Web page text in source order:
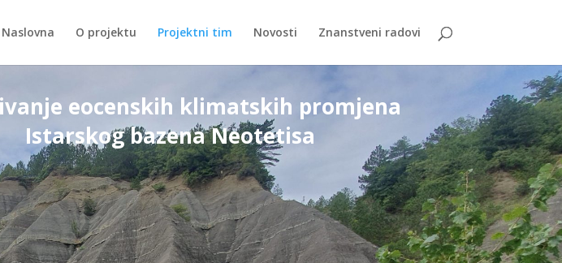
Naslovna O projektu Projektni tim Novosti Znanstveni radovi
eocenskih klimatskih promjena
Istarskog bazena Neotetisa